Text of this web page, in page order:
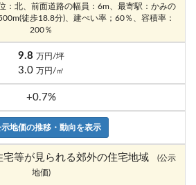
：北、前面道路の幅員：6m、最寄駅：かみの
徒歩18.8分)、建ぺい率；60％、容積率：
200％
9.8 万円/坪
3.0 万円/㎡
+0.7%
示地価の推移・動向を表示
宅等が見られる郊外の住宅地域
(公示
地価)